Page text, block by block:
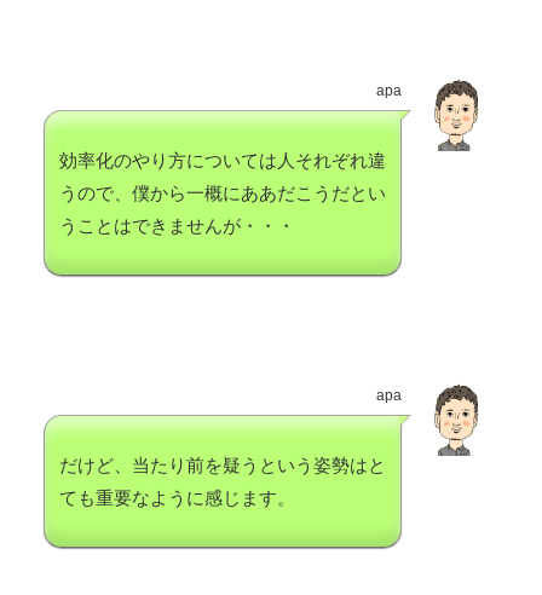
apa
効率化のやり方については人それぞれ違
うので、僕から一概にああだこうだとい
うことはできませんが・・・
apa
だけど、当たり前を疑うという姿勢はと
ても重要なように感じます。